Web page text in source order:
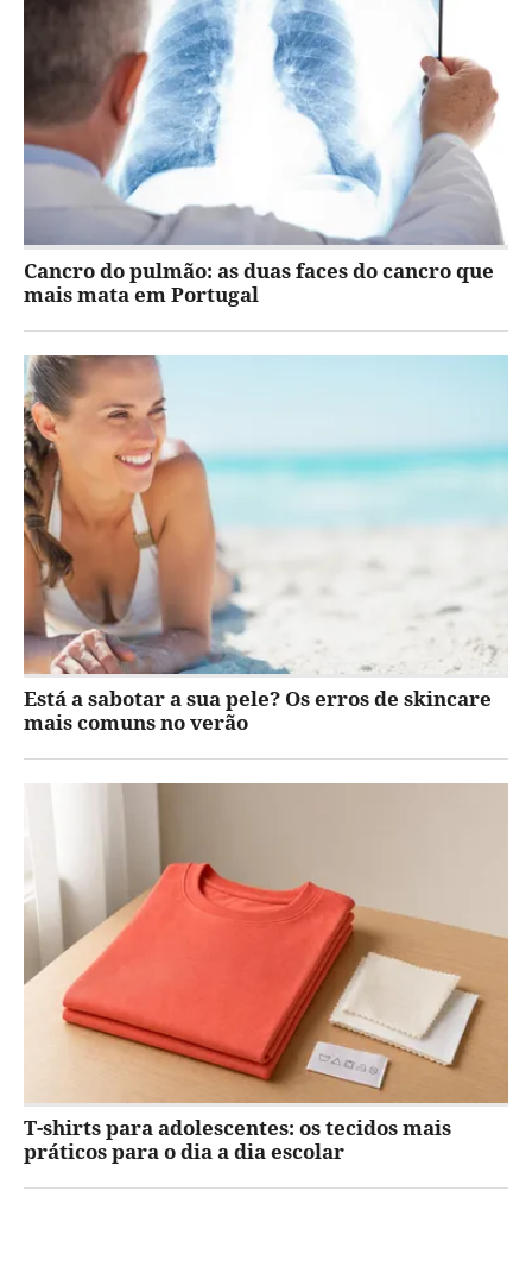
Cancro do pulmão: as duas faces do cancro que
mais mata em Portugal
Está a sabotar a sua pele? Os erros de skincare
mais comuns no verão
T-shirts para adolescentes: os tecidos mais
práticos para o dia a dia escolar